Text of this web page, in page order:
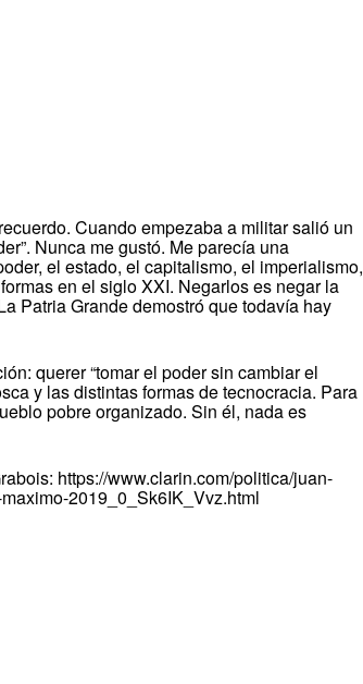
Cuando empezaba a militar salió un
Nunca me gustó. Me parecía una
el estado, el capitalismo, el imperialismo,
en el siglo XXI. Negarlos es negar la
Patria Grande demostró que todavía hay
querer “tomar el poder sin cambiar el
y las distintas formas de tecnocracia. Para
pobre organizado. Sin él, nada es
https://www.clarin.com/politica/juan-
2019_0_Sk6IK_Vvz.html